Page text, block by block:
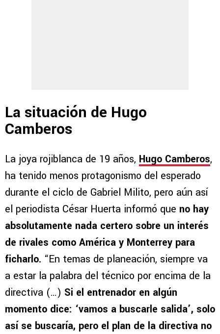
La situación de Hugo
Camberos
La joya rojiblanca de 19 años, Hugo Camberos,
ha tenido menos protagonismo del esperado
durante el ciclo de Gabriel Milito, pero aún así
el periodista César Huerta informó que no hay
absolutamente nada certero sobre un interés
de rivales como América y Monterrey para
ficharlo. “En temas de planeación, siempre va
a estar la palabra del técnico por encima de la
directiva (…) Si el entrenador en algún
momento dice: ‘vamos a buscarle salida’, solo
así se buscaría, pero el plan de la directiva no